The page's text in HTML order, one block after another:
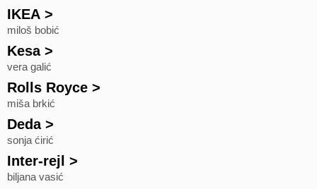
IKEA >
miloš bobić
Kesa>
vera galić
Rolls Royce >
miša brkić
Deda>
sonja ćirić
Inter-rejl >
biljana vasić